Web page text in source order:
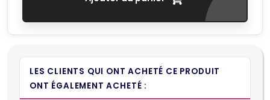
LES CLIENTS QUI ONT ACHETÉ CE PRODUIT
ONT ÉGALEMENT ACHETÉ :